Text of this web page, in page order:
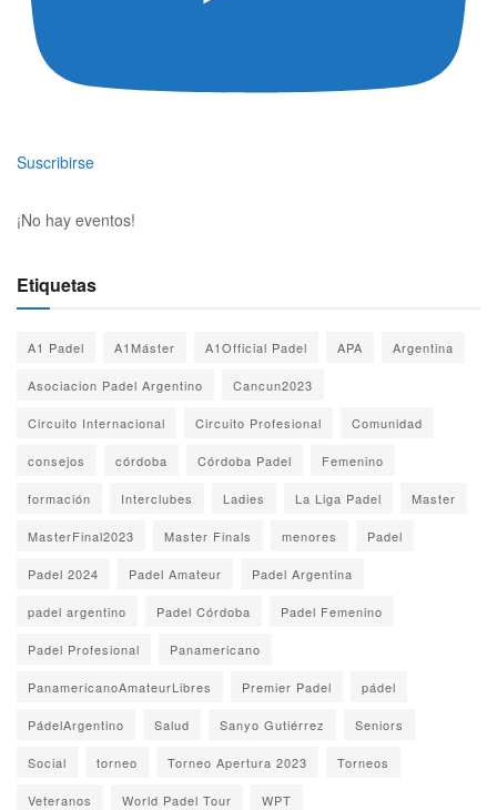
Suscribirse
¡No hay eventos!
Etiquetas
A1 Padel A1Máster A1Official Padel APA Argentina
Asociacion Padel Argentino Cancun2023
Circuito Internacional Circuito Profesional Comunidad
consejos córdoba Córdoba Padel Femenino
formación Interclubes Ladies La Liga Padel Master
MasterFinal2023 Master Finals menores Padel
Padel 2024 Padel Amateur Padel Argentina
padel argentino Padel Córdoba Padel Femenino
Padel Profesional Panamericano
PanamericanoAmateurLibres Premier Padel pádel
PádelArgentino Salud Sanyo Gutiérrez Seniors
Social torneo Torneo Apertura 2023 Torneos
Veteranos World Padel Tour WPT